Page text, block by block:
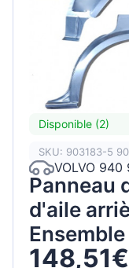
Disponible (2)
SKU: 903183-5
VOLVO
Panneau
d'aile
Ensemble
148,51€